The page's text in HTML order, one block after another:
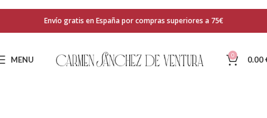
Envío gratis en España por compras superiores a 75€
MENU 0 0.00